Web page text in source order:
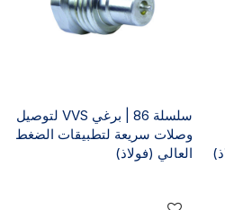
سلسلة 86 | برغي VVS لتوصيل
وصلات سريعة لتطبيقات الضغط
العالي (فولاذ)